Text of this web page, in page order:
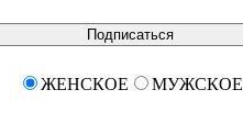
Подписаться
ЖЕНСКОЕ МУЖСКОЕ